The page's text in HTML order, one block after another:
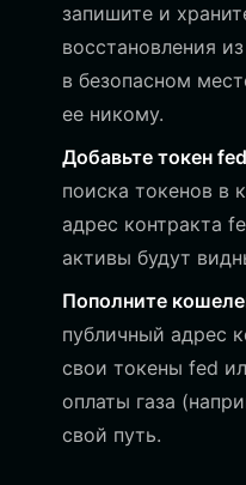
запишите и
восстановления
в безопасном
ее никому.
Добавьте токен
поиска токенов в
адрес контракта
активы будут
Пополните
публичный адрес
свои токены fed
оплаты газа
свой путь.